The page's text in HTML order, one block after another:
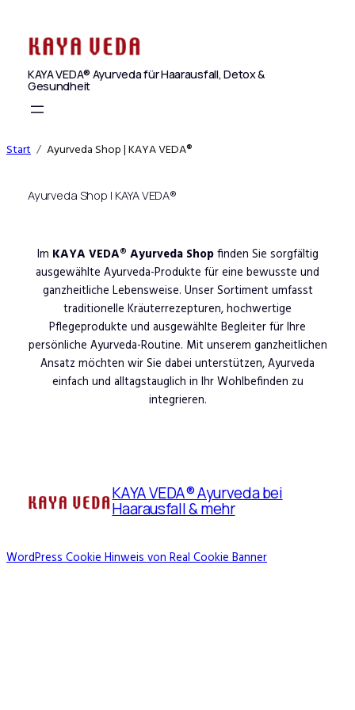
springen
KAYA VEDA® Ayurveda für Haarausfall, Detox &
Gesundheit
Start Ayurveda Shop | KAYA VEDA®
Ayurveda Shop | KAYA VEDA®
Im KAYA VEDA® Ayurveda Shopfinden Sie sorgfältig
ausgewählte Ayurveda-Produkte für eine bewusste und
ganzheitliche Lebensweise. Unser Sortiment umfasst
traditionelle Kräuterrezepturen, hochwertige
Pflegeprodukte und ausgewählte Begleiter für Ihre
persönliche Ayurveda-Routine. Mit unserem ganzheitlichen
Ansatz möchten wir Sie dabei unterstützen, Ayurveda
einfach und alltagstauglich in Ihr Wohlbefinden zu
integrieren.
KAYA VEDA® Ayurveda bei
Haarausfall & mehr
WordPress Cookie Hinweis von Real Cookie Banner